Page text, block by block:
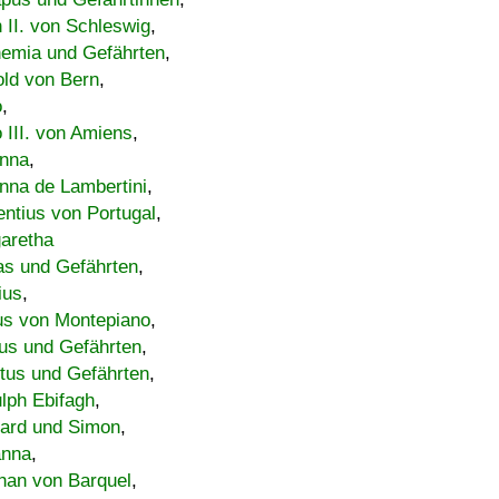
II. von Schleswig,
und Gefährten,
von Bern,
,
III. von Amiens,
,
de Lambertini,
von Portugal,
und Gefährten,
,
von Montepiano,
und Gefährten,
und Gefährten,
Ebifagh,
und Simon,
,
von Barquel,